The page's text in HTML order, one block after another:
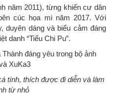
năm 2011), từng khiến cư dân
cúc họa mi năm 2017. Với
duyên dáng và biểu cảm đáng
danh “Tiểu Chi Pu”.
tính, thích được đi diễn và làm
từ nhỏ